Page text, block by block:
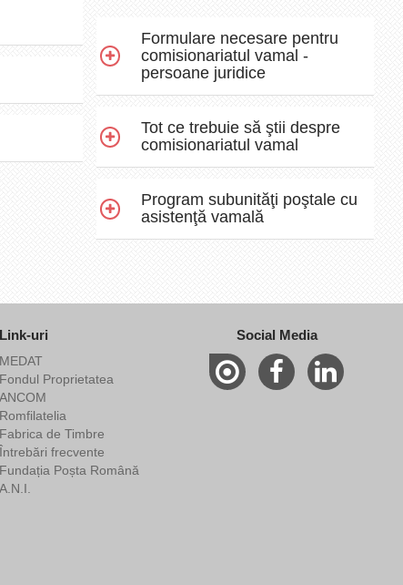
Formulare necesare pentru
comisionariatul vamal -
persoane juridice
Tot ce trebuie să ştii despre
comisionariatul vamal
Program subunităţi poştale cu
asistenţă vamală
Link-uri
MEDAT
Fondul Proprietatea
ANCOM
Romfilatelia
Fabrica de Timbre
Întrebări frecvente
Fundația Poșta Română
A.N.I.
Social Media